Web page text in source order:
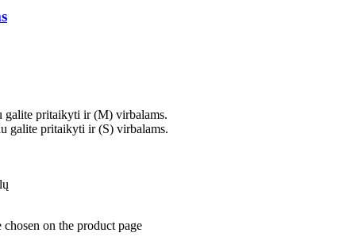
galite pritaikyti ir (M) virbalams.
galite pritaikyti ir (S) virbalams.
on the product page